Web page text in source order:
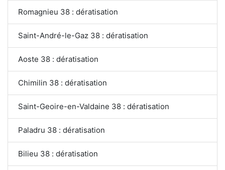
Romagnieu 38 : dératisation
Saint-André-le-Gaz 38 : dératisation
Aoste 38 : dératisation
Chimilin 38 : dératisation
Saint-Geoire-en-Valdaine 38 : dératisation
Paladru 38 : dératisation
Bilieu 38 : dératisation